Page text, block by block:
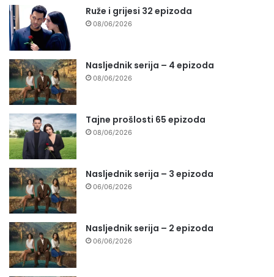
Ruže i grijesi 32 epizoda
08/06/2026
Nasljednik serija – 4 epizoda
08/06/2026
Tajne prošlosti 65 epizoda
08/06/2026
Nasljednik serija – 3 epizoda
06/06/2026
Nasljednik serija – 2 epizoda
06/06/2026